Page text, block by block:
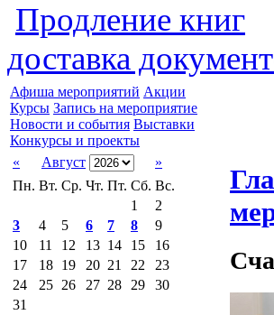
Продление книг
доставка
Афиша мероприятий Акции
Курсы Запись на мероприятие
Новости и события Выставки
Конкурсы и проекты
«
Август
»
Пн. Вт. Ср. Чт. Пт. Сб. Вс.
1
2
3
4 5 6 7 8
9
10
11 12 13 14 15
16
17
18 19 20 21 22
23
24
25 26 27 28 29
30
31